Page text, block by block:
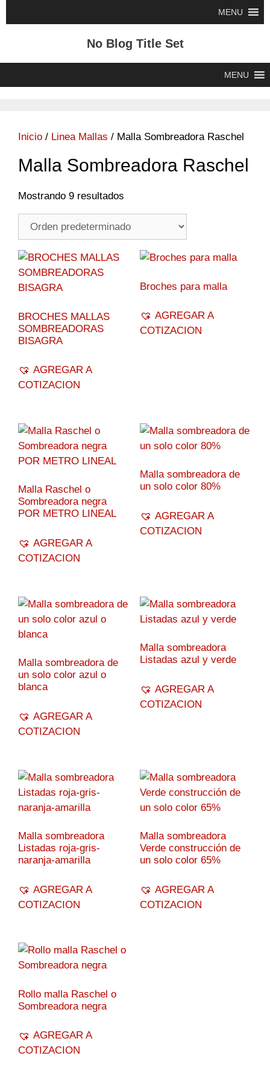
al
MENU
No Blog Title Set
MENU
Inicio / Linea Mallas / Malla Sombreadora Raschel
Malla Sombreadora Raschel
Mostrando 9 resultados
BROCHES MALLAS
SOMBREADORAS
BISAGRA
AGREGAR A
COTIZACION
Broches para malla
AGREGAR A
COTIZACION
Malla Raschel o
Sombreadora negra
POR METRO LINEAL
AGREGAR A
COTIZACION
Malla sombreadora de
un solo color 80%
AGREGAR A
COTIZACION
Malla sombreadora de
un solo color azul o
blanca
AGREGAR A
COTIZACION
Malla sombreadora
Listadas azul y verde
AGREGAR A
COTIZACION
Malla sombreadora
Listadas roja-gris-
naranja-amarilla
AGREGAR A
COTIZACION
Malla sombreadora
Verde construcción de
un solo color 65%
AGREGAR A
COTIZACION
Rollo malla Raschel o
Sombreadora negra
AGREGAR A
COTIZACION